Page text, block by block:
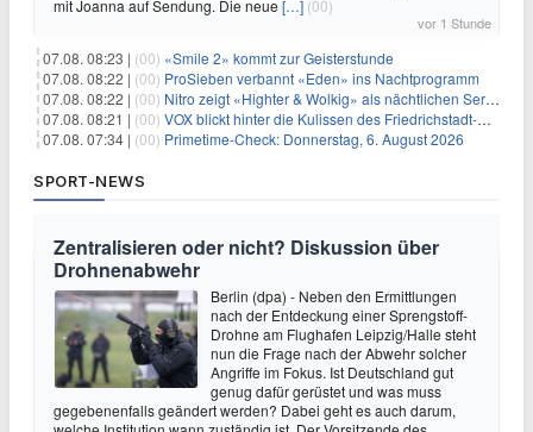
mit Joanna auf Sendung. Die neue […] (00)
vor 1 Stunde
07.08. 08:23 | (00) «Smile 2» kommt zur Geisterstunde
07.08. 08:22 | (00) ProSieben verbannt «Eden» ins Nachtprogramm
07.08. 08:22 | (00) Nitro zeigt «Highter & Wolkig» als nächtlichen Serienmarathon
07.08. 08:21 | (00) VOX blickt hinter die Kulissen des Friedrichstadt-Palasts
07.08. 07:34 | (00) Primetime-Check: Donnerstag, 6. August 2026
SPORT-NEWS
Zentralisieren oder nicht? Diskussion über
Drohnenabwehr
Berlin (dpa) - Neben den Ermittlungen
nach der Entdeckung einer Sprengstoff-
Drohne am Flughafen Leipzig/Halle steht
nun die Frage nach der Abwehr solcher
Angriffe im Fokus. Ist Deutschland gut
genug dafür gerüstet und was muss
gegebenenfalls geändert werden? Dabei geht es auch darum,